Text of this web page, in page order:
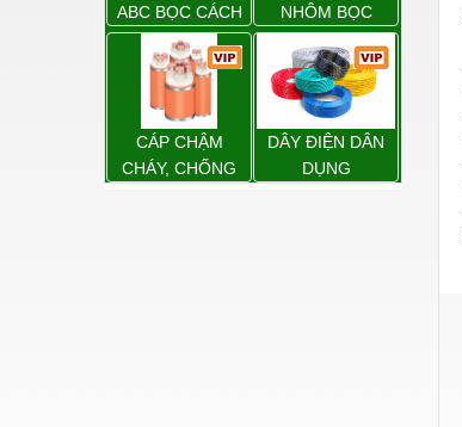
Khuôn mẫu - Phụ tùng
Lọc công nghiệp
Máy công cụ - Phụ tùng
Mỏ - Trang thiết bị
ABC BỌC CÁCH
ĐIỆN XLPE
NHÔM BỌC
CÁP CHẬM
CHÁY, CHỐNG
DÂY ĐIỆN DÂN
DỤNG